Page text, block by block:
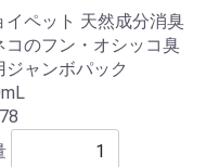
イペット 天然成分消臭
コのフン・オシッコ臭
ジャンボパック